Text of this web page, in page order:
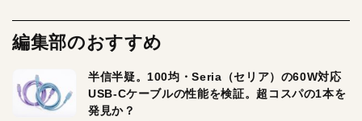
編集部のおすすめ
半信半疑。100均・Seria（セリア）の60W対応
USB-Cケーブルの性能を検証。超コスパの1本を
発見か？